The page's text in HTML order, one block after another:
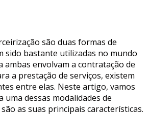
são duas formas de
sido bastante utilizadas no mundo
ambas envolvam a contratação de
a prestação de serviços, existem
entre elas. Neste artigo, vamos
uma dessas modalidades de
as suas principais características.